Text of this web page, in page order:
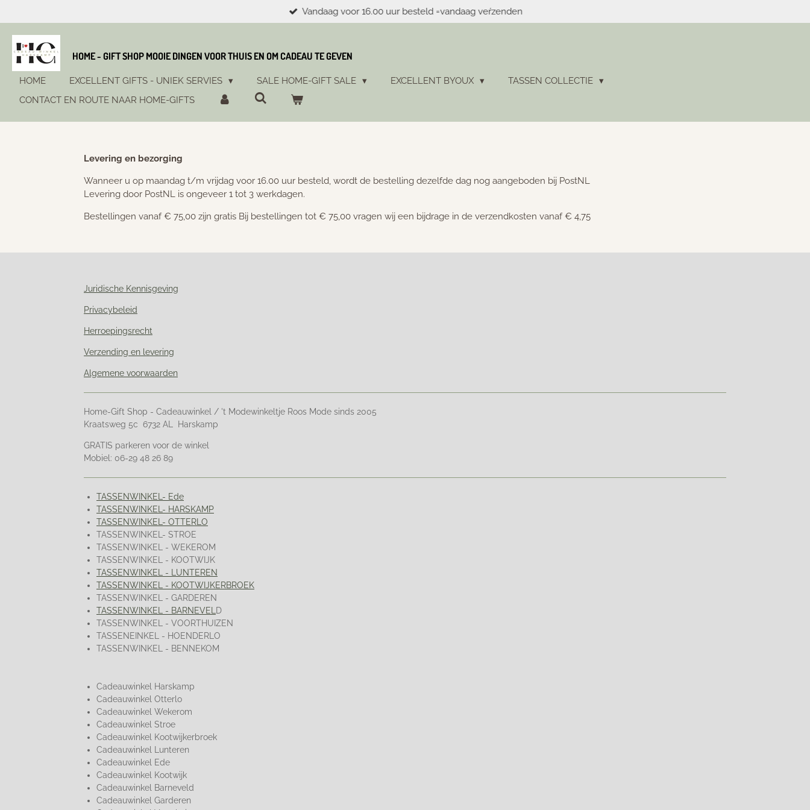
direct
naar
de
hoofdinhoud
Vandaag voor 16.00 uur besteld =vandaag veŕzenden
HOME - GIFT SHOP MOOIE DINGEN VOOR THUIS EN OM CADEAU TE GEVEN
HOME EXCELLENT GIFTS - UNIEK SERVIES SALE HOME-GIFT SALE EXCELLENT BYOUX
TASSEN COLLECTIE
CONTACT EN ROUTE NAAR HOME-GIFTS
Levering en bezorging
Wanneer u op maandag t/m vrijdag voor 16.00 uur besteld, wordt de bestelling dezelfde dag nog aangeboden bij PostNL
Levering door PostNL is ongeveer 1 tot 3 werkdagen.
Bestellingen vanaf € 75,00 zijn gratis Bij bestellingen tot € 75,00 vragen wij een bijdrage in de verzendkosten vanaf € 4,75
Juridische Kennisgeving
Privacybeleid
Herroepingsrecht
Verzending en levering
Algemene voorwaarden
Home-Gift Shop - Cadeauwinkel / 't Modewinkeltje Roos Mode sinds 2005
Kraatsweg 5c 6732 AL Harskamp
GRATIS parkeren voor de winkel
Mobiel: 06-29 48 26 89
TASSENWINKEL- Ede
TASSENWINKEL- HARSKAMP
TASSENWINKEL- OTTERLO
TASSENWINKEL- STROE
TASSENWINKEL - WEKEROM
TASSENWINKEL - KOOTWIJK
TASSENWINKEL - LUNTEREN
TASSENWINKEL - KOOTWIJKERBROEK
TASSENWINKEL - GARDEREN
TASSENWINKEL - BARNEVEL D
TASSENWINKEL - VOORTHUIZEN
TASSENEINKEL - HOENDERLO
TASSENWINKEL - BENNEKOM
Cadeauwinkel Harskamp
Cadeauwinkel Otterlo
Cadeauwinkel Wekerom
Cadeauwinkel Stroe
Cadeauwinkel Kootwijkerbroek
Cadeauwinkel Lunteren
Cadeauwinkel Ede
Cadeauwinkel Kootwijk
Cadeauwinkel Barneveld
Cadeauwinkel Garderen